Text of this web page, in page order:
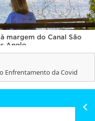
margem do Canal São
Anglo
Enfrentamento da Covid